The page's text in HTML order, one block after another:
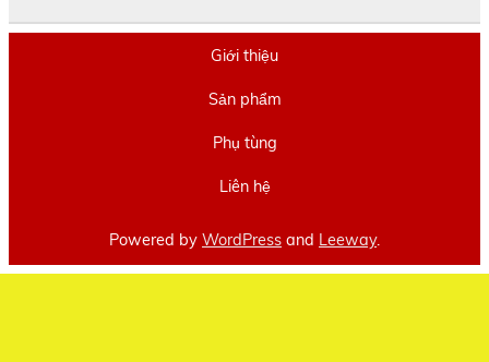
Giới thiệu
Sản phẩm
Phụ tùng
Liên hệ
Powered by WordPress and Leeway.